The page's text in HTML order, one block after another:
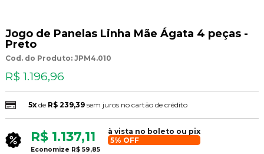
Jogo de Panelas Linha Mãe Ágata 4 peças -
Preto
Cod. do Produto: JPM4.010
R$ 1.196,96
5xde R$ 239,39 sem juros no cartão de crédito
R$ 1.137,11
à vista no boleto ou pix
5% OFF
Economize R$ 59,85